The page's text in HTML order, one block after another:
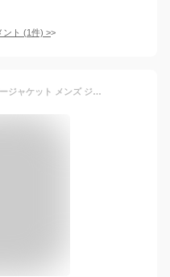
ト (1件) >
[Majisohiroka] テーラード レザージャケット メンズ ジャケット PU革ジャン ブルゾン アウター コート ライダースジャケット ビジネス カジュアル 秋冬 防風 裏起毛あり 大きいサイズ (ブラック, 4XL)